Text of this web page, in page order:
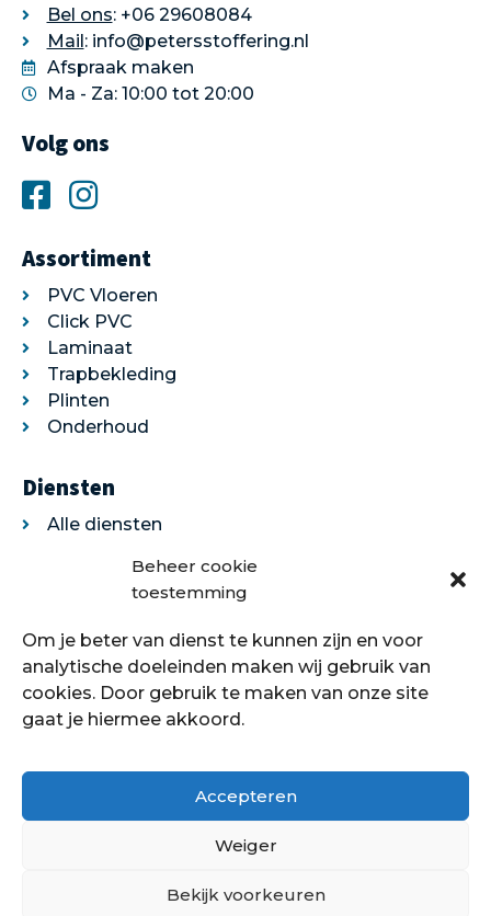
Beheer cookie
toestemming
Om je beter van dienst te kunnen zijn en voor
analytische doeleinden maken wij gebruik van
cookies. Door gebruik te maken van onze site
gaat je hiermee akkoord.
Accepteren
Weiger
Bekijk voorkeuren
Bel ons: +06 29608084
Mail: info@petersstoffering.nl
Afspraak maken
Ma - Za: 10:00 tot 20:00
Volg ons
Assortiment
PVC Vloeren
Click PVC
Laminaat
Trapbekleding
Plinten
Onderhoud
Diensten
Alle diensten
Egaliseren
Traprenovatie
Over ons
Over ons
Showroom
Offerte aanvragen
Copyright © 2021 - 2022 Petersstoffering | KVK:
Hoe kan ik je helpen?